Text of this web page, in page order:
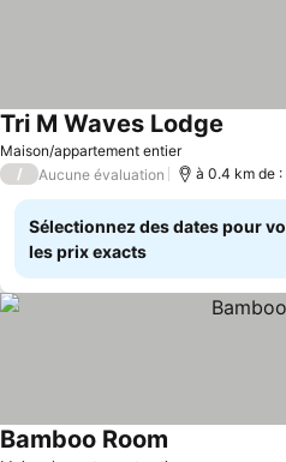
Maison/appartement entier
Tri M Waves Lodge
/ Aucune évaluation à 0.4 km de
Sélectionnez des dates pour
les prix exacts
Bamboo Room